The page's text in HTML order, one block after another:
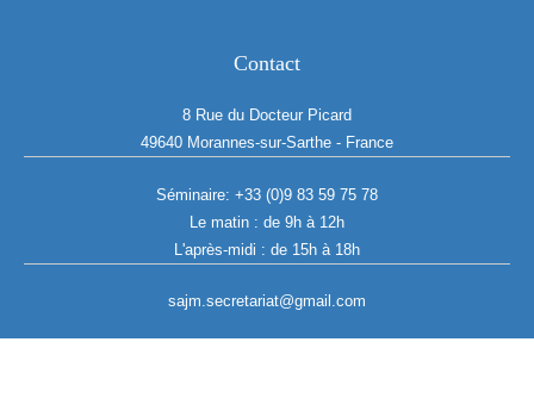
Contact
8 Rue du Docteur Picard
49640 Morannes-sur-Sarthe - France
Séminaire: +33 (0)9 83 59 75 78
Le matin : de 9h à 12h
L'après-midi : de 15h à 18h
sajm.secretariat@gmail.com